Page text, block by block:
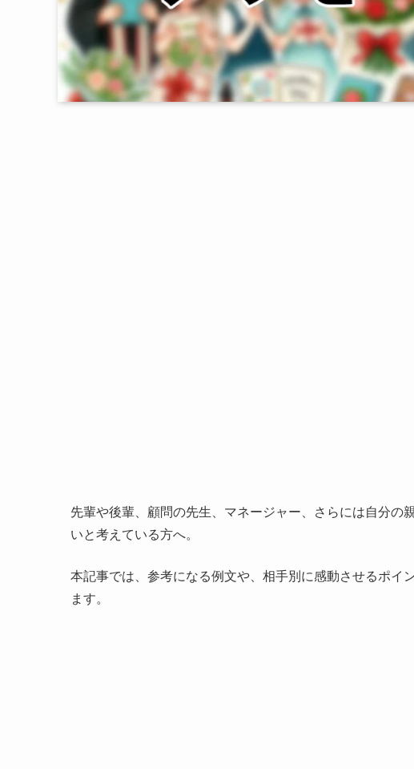
先輩や後輩、顧問の先生、マネージャー、さらには自分の
いと考えている方へ。
本記事では、参考になる例文や、相手別に感動させるポイ
ます。